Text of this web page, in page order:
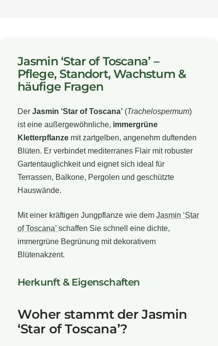
Jasmin ‘Star of Toscana’ –
Pflege, Standort, Wachstum &
häufige Fragen
Der Jasmin ‘Star of Toscana’ (Trachelospermum)
ist eine außergewöhnliche, immergrüne
Kletterpflanze mit zartgelben, angenehm duftenden
Blüten. Er verbindet mediterranes Flair mit robuster
Gartentauglichkeit und eignet sich ideal für
Terrassen, Balkone, Pergolen und geschützte
Hauswände.
Mit einer kräftigen Jungpflanze wie dem Jasmin ‘Star
of Toscana’ schaffen Sie schnell eine dichte,
immergrüne Begrünung mit dekorativem
Blütenakzent.
Herkunft & Eigenschaften
Woher stammt der Jasmin
‘Star of Toscana’?